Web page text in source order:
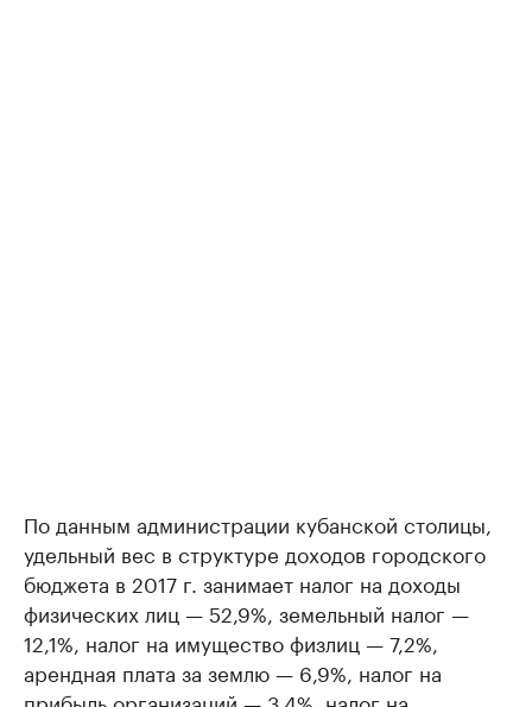
По данным администрации кубанской столицы,
удельный вес в структуре доходов городского
бюджета в 2017 г. занимает налог на доходы
физических лиц — 52,9%, земельный налог —
12,1%, налог на имущество физлиц — 7,2%,
арендная плата за землю — 6,9%, налог на